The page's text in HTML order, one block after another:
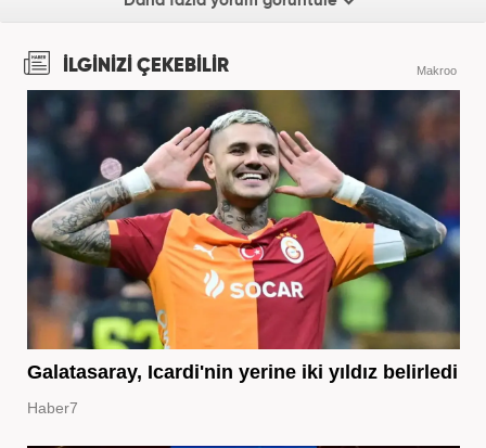
İLGİNİZİ ÇEKEBİLİR Makroo
Galatasaray, Icardi'nin yerine iki yıldız belirledi
Haber7